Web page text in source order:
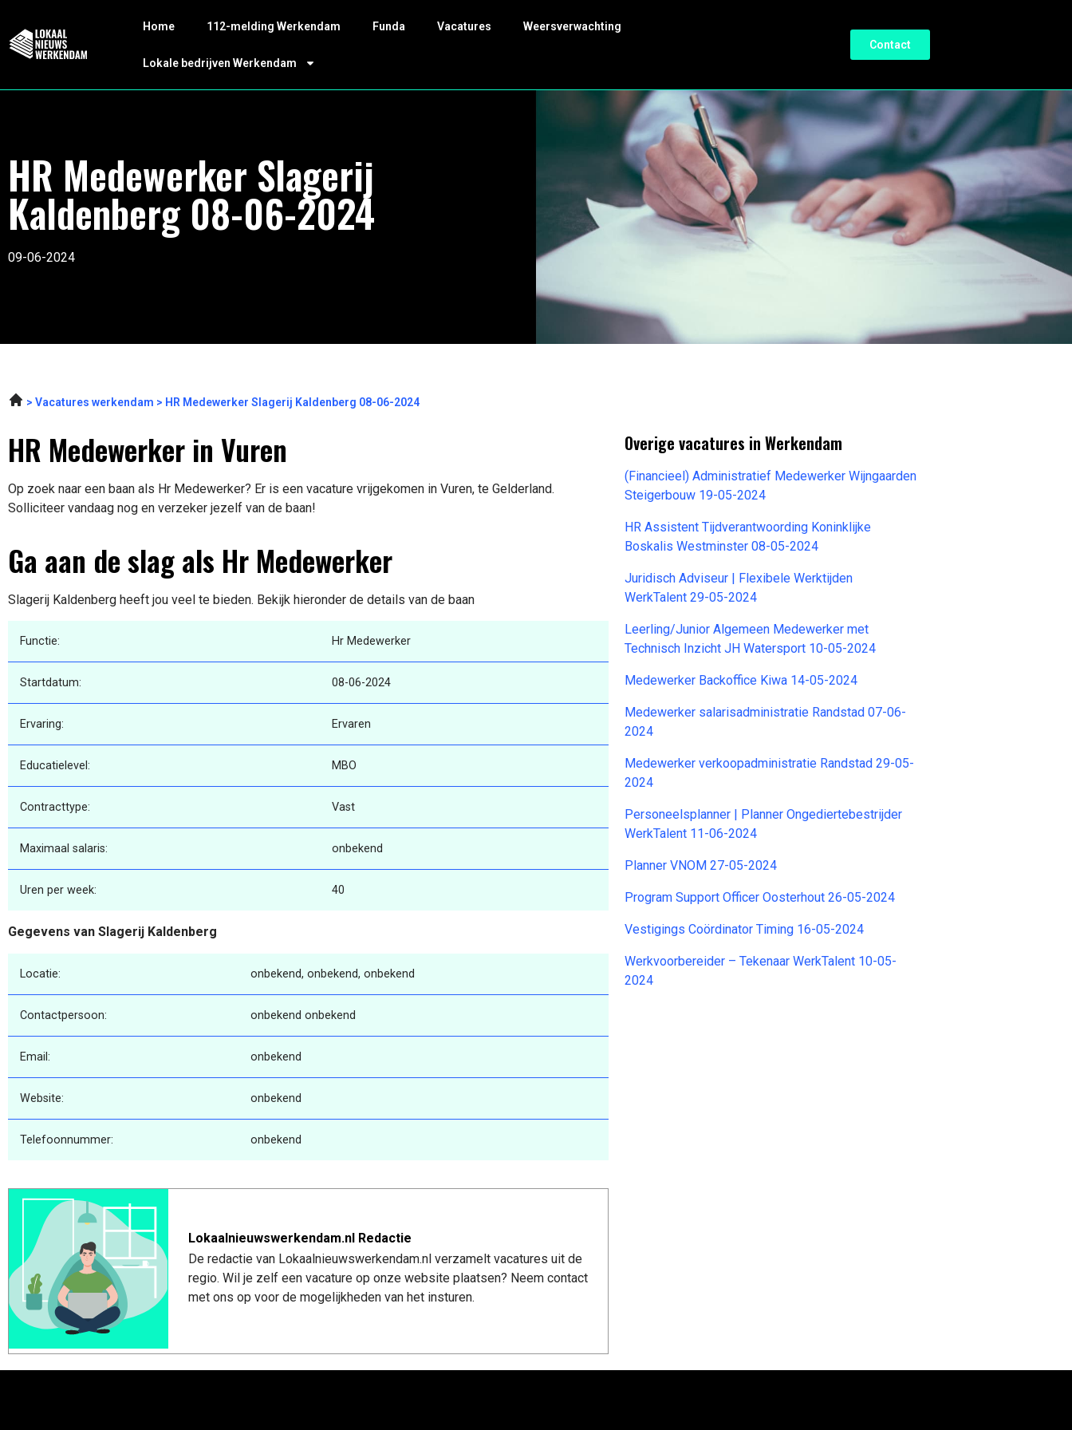
Home 112-melding Werkendam Funda Vacatures Weersverwachting
Lokale bedrijven Werkendam
Contact
HR Medewerker Slagerij
Kaldenberg 08-06-2024
09-06-2024
Vacatures werkendam HR Medewerker Slagerij Kaldenberg 08-06-2024
HR Medewerker in Vuren
Op zoek naar een baan als Hr Medewerker? Er is een vacature vrijgekomen in Vuren, te Gelderland.
Solliciteer vandaag nog en verzeker jezelf van de baan!
Ga aan de slag als Hr Medewerker
Slagerij Kaldenberg heeft jou veel te bieden. Bekijk hieronder de details van de baan
Functie: Hr Medewerker
Startdatum: 08-06-2024
Ervaring: Ervaren
Educatielevel: MBO
Contracttype: Vast
Maximaal salaris: onbekend
Uren per week: 40
Gegevens van Slagerij Kaldenberg
Locatie: onbekend, onbekend, onbekend
Contactpersoon: onbekend onbekend
Email: onbekend
Website: onbekend
Telefoonnummer: onbekend
Lokaalnieuwswerkendam.nl Redactie
De redactie van Lokaalnieuwswerkendam.nl verzamelt vacatures uit de
regio. Wil je zelf een vacature op onze website plaatsen? Neem contact
met ons op voor de mogelijkheden van het insturen.
Overige vacatures in Werkendam
(Financieel) Administratief Medewerker Wijngaarden
Steigerbouw 19-05-2024
HR Assistent Tijdverantwoording Koninklijke
Boskalis Westminster 08-05-2024
Juridisch Adviseur | Flexibele Werktijden
WerkTalent 29-05-2024
Leerling/Junior Algemeen Medewerker met
Technisch Inzicht JH Watersport 10-05-2024
Medewerker Backoffice Kiwa 14-05-2024
Medewerker salarisadministratie Randstad 07-06-
2024
Medewerker verkoopadministratie Randstad 29-05-
2024
Personeelsplanner | Planner Ongediertebestrijder
WerkTalent 11-06-2024
Planner VNOM 27-05-2024
Program Support Officer Oosterhout 26-05-2024
Vestigings Coördinator Timing 16-05-2024
Werkvoorbereider – Tekenaar WerkTalent 10-05-
2024